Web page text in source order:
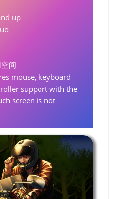
up
间
mouse, keyboard
support with the
screen is not